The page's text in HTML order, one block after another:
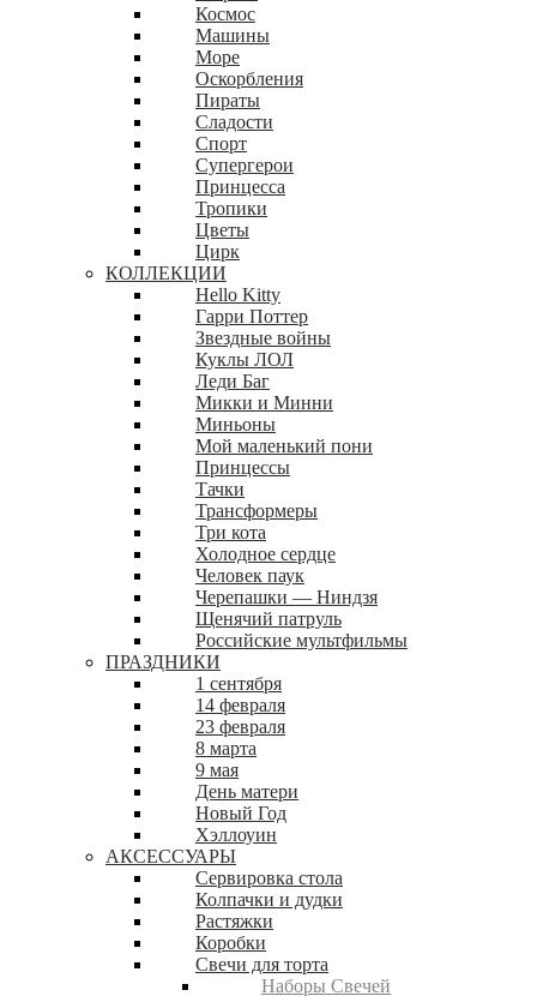
Космос
Машины
Море
Оскорбления
Пираты
Сладости
Спорт
Супергерои
Принцесса
Тропики
Цветы
Цирк
КОЛЛЕКЦИИ
Hello Kitty
Гарри Поттер
Звездные войны
Куклы ЛОЛ
Леди Баг
Микки и Минни
Миньоны
Мой маленький пони
Принцессы
Тачки
Трансформеры
Три кота
Холодное сердце
Человек паук
Черепашки — Ниндзя
Щенячий патруль
Российские мультфильмы
ПРАЗДНИКИ
1 сентября
14 февраля
23 февраля
8 марта
9 мая
День матери
Новый Год
Хэллоуин
АКСЕССУАРЫ
Сервировка стола
Колпачки и дудки
Растяжки
Коробки
Свечи для торта
Наборы Свечей